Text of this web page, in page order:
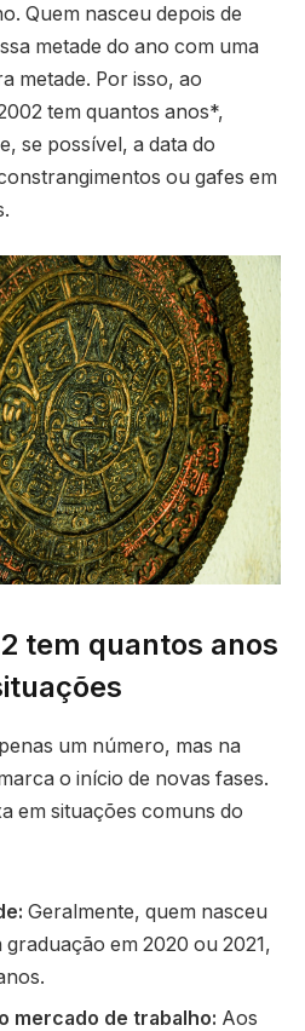
Quem nasceu depois de
metade do ano com uma
metade. Por isso, ao
tem quantos anos*,
se possível, a data do
ou gafes em
tem quantos anos
um número, mas na
o início de novas fases.
em situações comuns do
Geralmente, quem nasceu
em 2020 ou 2021,
mercado de trabalho: Aos